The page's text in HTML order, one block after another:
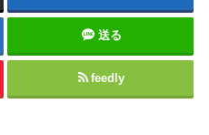
送る
feedly